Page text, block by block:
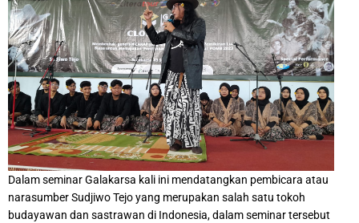
Dalam seminar Galakarsa kali ini mendatangkan pembicara atau
narasumber Sudjiwo Tejo yang merupakan salah satu tokoh
budayawan dan sastrawan di Indonesia, dalam seminar tersebut